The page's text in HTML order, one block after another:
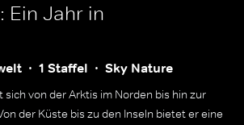
Ein Jahr in
1 Staffel Sky Nature
von der Arktis im Norden bis hin zur
der Küste bis zu den Inseln bietet er eine